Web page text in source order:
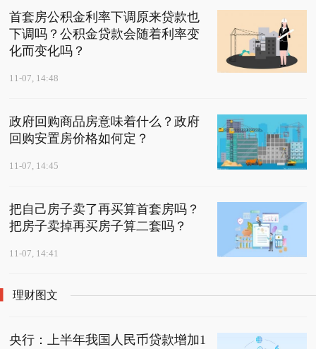
首套房公积金利率下调原来贷款也
下调吗？公积金贷款会随着利率变
化而变化吗？
11-07, 14:48
政府回购商品房意味着什么？政府
回购安置房价格如何定？
11-07, 14:45
把自己房子卖了再买算首套房吗？
把房子卖掉再买房子算二套吗？
11-07, 14:41
理财图文
央行：上半年我国人民币贷款增加1